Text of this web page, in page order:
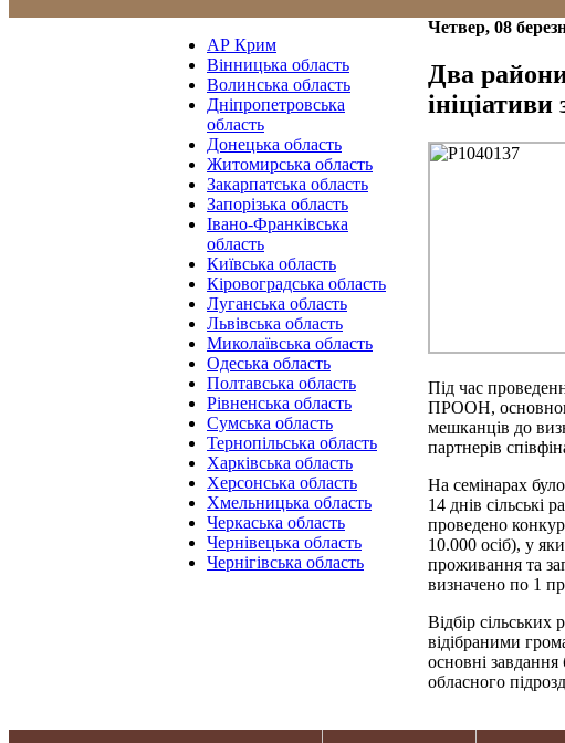
АР Крим
Вінницька область
Волинська область
Дніпропетровська
область
Донецька область
Житомирська область
Закарпатська область
Запорізька область
Івано-Франківська
область
Київська область
Кіровоградська область
Луганська область
Львівська область
Миколаївська область
Одеська область
Полтавська область
Рівненська область
Сумська область
Тернопільська область
Харківська область
Херсонська область
Хмельницька область
Черкаська область
Чернівецька область
Чернігівська область
Четвер, 08
Два
Під час
ПРООН, основною
мешканців до
партнерів
На семінарах
14 днів сільські
проведено
10.000 осіб), у
проживання та
визначено по 1
Відбір сільських
відібраними
основні завдання
обласного